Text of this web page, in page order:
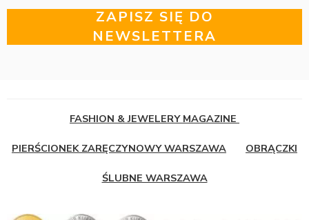
ZAPISZ SIĘ DO
NEWSLETTERA
FASHION & JEWELERY MAGAZINE
PIERŚCIONEK ZARĘCZYNOWY WARSZAWA OBRĄCZKI
ŚLUBNE WARSZAWA